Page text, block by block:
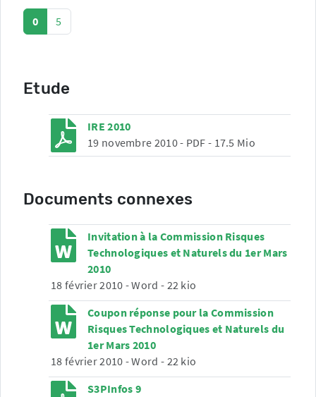
0 5
Etude
IRE 2010
19 novembre 2010- PDF - 17.5 Mio
Documents connexes
Invitation à la Commission Risques
Technologiques et Naturels du 1er Mars
2010
18 février 2010 -Word - 22 kio
Coupon réponse pour la Commission
Risques Technologiques et Naturels du
1er Mars 2010
18 février 2010 -Word - 22 kio
S3PInfos 9